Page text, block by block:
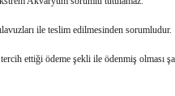
ile teslim edilmesinden sorumludur.
ettiği ödeme şekli ile ödenmiş olması